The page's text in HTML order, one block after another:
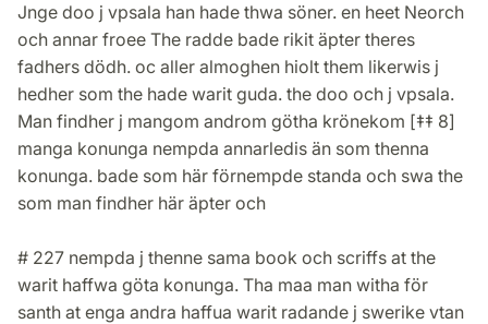
Jnge doo j vpsala han hade thwa söner. en heet Neorch
och annar froee The radde bade rikit äpter theres
fadhers dödh. oc aller almoghen hiolt them likerwis j
hedher som the hade warit guda. the doo och j vpsala.
Man findher j mangom androm götha krönekom [‡‡ 8]
manga konunga nempda annarledis än som thenna
konunga. bade som här förnempde standa och swa the
som man findher här äpter och
# 227 nempda j thenne sama book och scriffs at the
warit haffwa göta konunga. Tha maa man witha för
santh at enga andra haffua warit radande j swerike vtan